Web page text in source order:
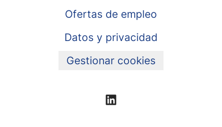
Ofertas de empleo
Datos y privacidad
Gestionar cookies